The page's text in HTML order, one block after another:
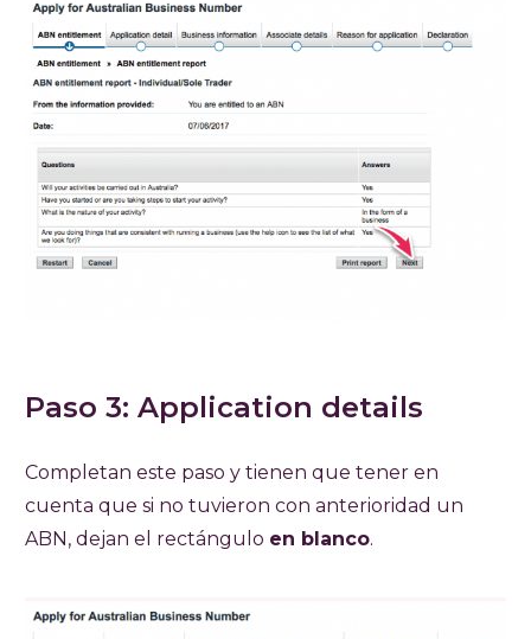
Paso 3: Application details
Completan este paso y tienen que tener en
cuenta que si no tuvieron con anterioridad un
ABN, dejan el rectángulo en blanco.